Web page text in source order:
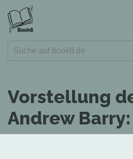
Vorstellung
Andrew Barry: